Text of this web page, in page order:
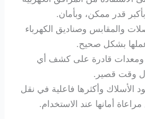
قدر ممكن، وبأمان.
والمقابس وصناديق الكهرباء
بشكل صحيح.
ومعدات قادرة على كشف أي
وقت قصير.
الأسلاك وأكثرها فاعلية في نقل
مراعاة أمانها عند الاستخدام.